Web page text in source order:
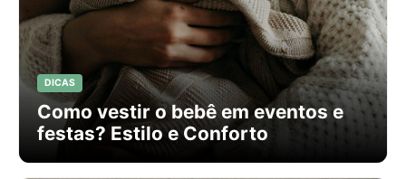
DICAS
Como vestir o bebê em eventos e
festas? Estilo e Conforto